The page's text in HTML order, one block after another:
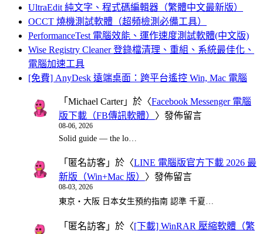
UltraEdit 純文字、程式碼編輯器（繁體中文最新版）
OCCT 燒機測試軟體（超頻檢測必備工具）
PerformanceTest 電腦效能、運作速度測試軟體(中文版)
Wise Registry Cleaner 登錄檔清理、重組、系統最佳化、
電腦加速工具
[免費] AnyDesk 遠端桌面：跨平台遙控 Win, Mac 電腦
「 Michael Carter」於〈Facebook Messenger 電腦
版下載（FB傳訊軟體）
〉發佈留言
08-06, 2026
Solid guide — the lo…
「 匿名訪客 」於〈LINE 電腦版官方下載 2026 最
新版（Win+Mac 版） 〉發佈留言
08-03, 2026
東京・大阪 日本女生預約指南 認準 千夏…
「 匿名訪客 」於〈[下載] WinRAR 壓縮軟體（繁